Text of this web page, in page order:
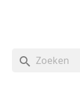
search